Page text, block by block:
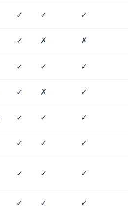
✓ ✓ ✓
✓ ✗ ✗
✓ ✓ ✓
✓ ✗ ✓
✓ ✓ ✓
✓ ✓ ✓
✓ ✓ ✓
✓ ✓ ✓